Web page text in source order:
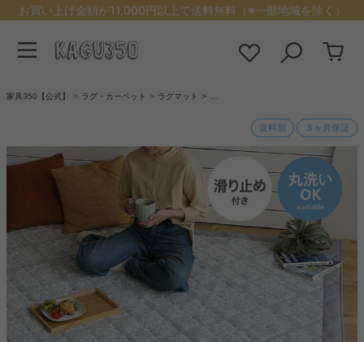
お買い上げ金額が11,000円以上で送料無料（※一部地域を除く）
家具350【公式】 ラグ・カーペット ラグマット
送料別 ３ヶ月保証